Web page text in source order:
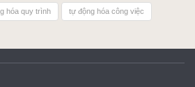
hóa quy trình tự động hóa công việc